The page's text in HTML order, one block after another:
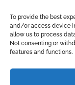
To provide the best
and/or access device
allow us to process
Not consenting or
features and functions.